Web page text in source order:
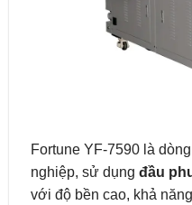
Fortune YF-7590 là
nghiệp, sử dụng đầu
với độ bền cao, khả